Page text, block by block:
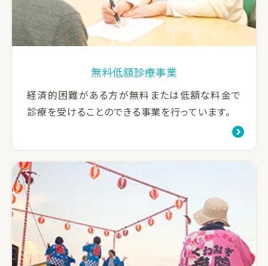
無料低額診療事業
経済的困難がある方が無料または低額な料金で
診療を受けることのできる事業を行っています。